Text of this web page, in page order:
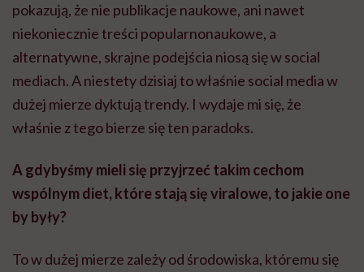
pokazują, że nie publikacje naukowe, ani nawet
niekoniecznie treści popularnonaukowe, a
alternatywne, skrajne podejścia niosą się w social
mediach. A niestety dzisiaj to właśnie social media w
dużej mierze dyktują trendy. I wydaje mi się, że
właśnie z tego bierze się ten paradoks.
A gdybyśmy mieli się przyjrzeć takim cechom
wspólnym diet, które stają się viralowe, to jakie one
by były?
To w dużej mierze zależy od środowiska, któremu się